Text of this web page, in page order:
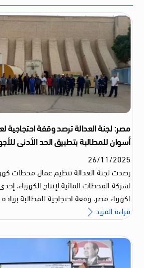
مصر: لجنة العدالة ترصد وقفة احتجاجية
أسوان للمطالبة بتطبيق الحد الأدنى
26/11/2025
رصدت لجنة العدالة تنظيم عمال محطات
لشركة المحطات المائية لإنتاج الكهرباء،
لكهرباء مصر، وقفة احتجاجية للمطالبة
قراءة المزيد